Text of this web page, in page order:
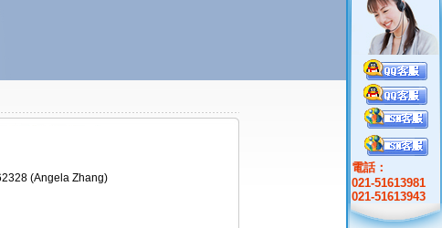
電話：
021-51613981
021-51613943
(Angela Zhang)